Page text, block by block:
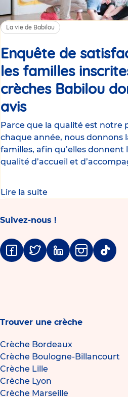
La vie de Babilou
Enquête de
les familles
crèches Babilou
avisArticle
Parce que la qualité est notre
chaque année, nous donnons
familles, afin qu’elles donnent
qualité d’accueil et
Lire la suite
Suivez-nous !
Facebook
TwitterLinkedinInstagram
Tiktok
Trouver une crèche
Crèche Bordeaux
Crèche Boulogne-Billancourt
Crèche Lille
Crèche Lyon
Crèche Marseille